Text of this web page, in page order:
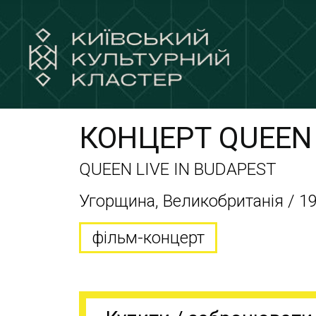
КОНЦЕРТ
QUEEN LIVE IN BUDAPEST
Угорщина, Великобританія /
фільм-концерт